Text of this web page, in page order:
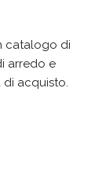
catalogo di
arredo e
di acquisto.